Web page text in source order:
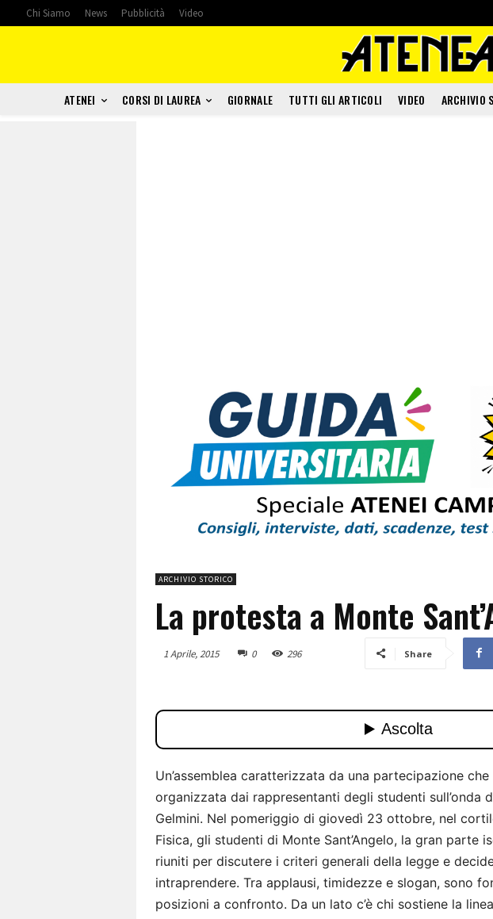
Chi Siamo News Pubblicità Video
ATENEI CORSI DI LAUREA GIORNALE TUTTI GLI ARTICOLI VIDEO ARCHIVIO
ARCHIVIO STORICO
La protesta a Monte
1 Aprile, 2015 0 296 Share
Un’assemblea caratterizzata da una partecipazione
organizzata dai rappresentanti degli studenti sull’onda
Gelmini. Nel pomeriggio di giovedì 23 ottobre, nel
Fisica, gli studenti di Monte Sant’Angelo, la gran parte
riuniti per discutere i criteri generali della legge e
intraprendere. Tra applausi, timidezze e slogan, sono
posizioni a confronto. Da un lato c’è chi sostiene la